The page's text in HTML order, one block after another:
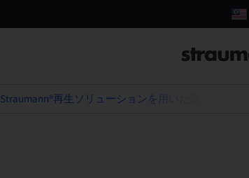
Straumann®再生ソリューションを用いた硬軟組織マ